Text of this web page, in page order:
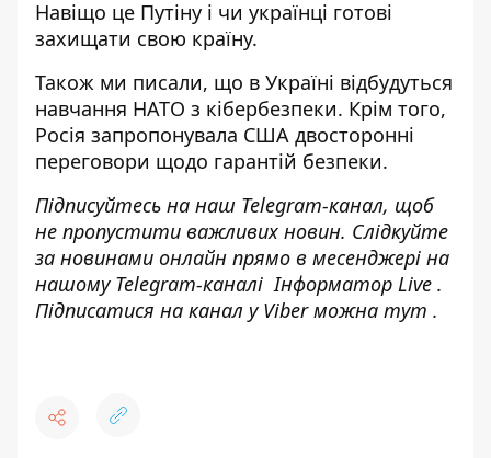
Навіщо це Путіну і чи українці готові
захищати свою країну.
Також ми писали, що в Україні відбудуться
навчання НАТО з кібербезпеки. Крім того,
Росія запропонувала США двосторонні
переговори щодо гарантій безпеки.
Підписуйтесь на наш Telegram-канал, щоб
не пропустити важливих новин. Слідкуйте
за новинами онлайн прямо в месенджері на
нашому Telegram-каналіІнформатор Live .
Підписатися на канал у Viber можна тут .